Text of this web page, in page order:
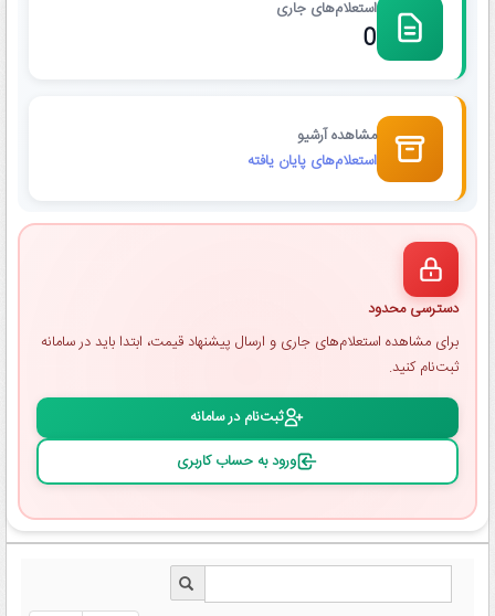
استعلام‌های جاری
0
مشاهده آرشیو
استعلام‌های پایان یافته
دسترسی محدود
برای مشاهده استعلام‌های جاری و ارسال پیشنهاد قیمت، ابتدا باید در سامانه
ثبت‌نام کنید.
ثبت‌نام در سامانه
ورود به حساب کاربری